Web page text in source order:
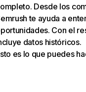
Desde los
te ayuda a
Con el
datos históricos.
es lo que puedes